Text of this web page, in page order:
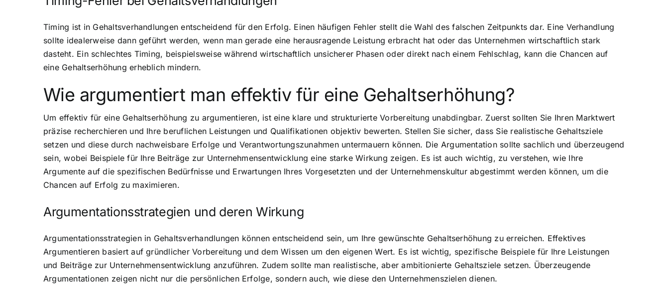
Timing ist in Gehaltsverhandlungen entscheidend für den Erfolg. Einen häufigen Fehler stellt die Wahl des falschen Zeitpunkts dar. Eine Verhandlung
sollte idealerweise dann geführt werden, wenn man gerade eine herausragende Leistung erbracht hat oder das Unternehmen wirtschaftlich stark
dasteht. Ein schlechtes Timing, beispielsweise während wirtschaftlich unsicherer Phasen oder direkt nach einem Fehlschlag, kann die Chancen auf
eine Gehaltserhöhung erheblich mindern.
Wie argumentiert man effektiv für eine Gehaltserhöhung?
Um effektiv für eine Gehaltserhöhung zu argumentieren, ist eine klare und strukturierte Vorbereitung unabdingbar. Zuerst sollten Sie Ihren Marktwert
präzise recherchieren und Ihre beruflichen Leistungen und Qualifikationen objektiv bewerten. Stellen Sie sicher, dass Sie realistische Gehaltsziele
setzen und diese durch nachweisbare Erfolge und Verantwortungszunahmen untermauern können. Die Argumentation sollte sachlich und überzeugend
sein, wobei Beispiele für Ihre Beiträge zur Unternehmensentwicklung eine starke Wirkung zeigen. Es ist auch wichtig, zu verstehen, wie Ihre
Argumente auf die spezifischen Bedürfnisse und Erwartungen Ihres Vorgesetzten und der Unternehmenskultur abgestimmt werden können, um die
Chancen auf Erfolg zu maximieren.
Argumentationsstrategien und deren Wirkung
Argumentationsstrategien in Gehaltsverhandlungen können entscheidend sein, um Ihre gewünschte Gehaltserhöhung zu erreichen. Effektives
Argumentieren basiert auf gründlicher Vorbereitung und dem Wissen um den eigenen Wert. Es ist wichtig, spezifische Beispiele für Ihre Leistungen
und Beiträge zur Unternehmensentwicklung anzuführen. Zudem sollte man realistische, aber ambitionierte Gehaltsziele setzen. Überzeugende
Argumentationen zeigen nicht nur die persönlichen Erfolge, sondern auch, wie diese den Unternehmenszielen dienen.